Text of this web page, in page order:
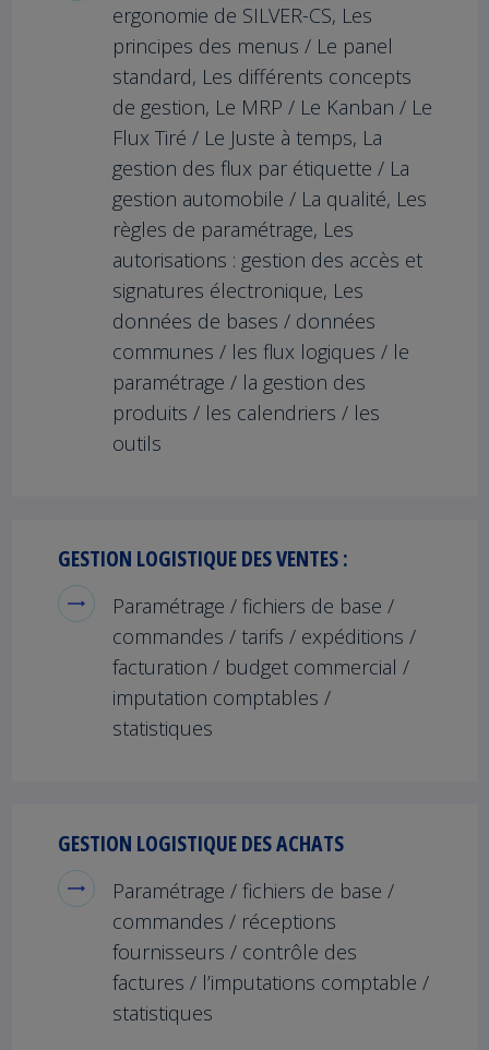
ergonomie de SILVER-CS, Les
principes des menus / Le panel
standard, Les différents concepts
de gestion, Le MRP / Le Kanban / Le
Flux Tiré / Le Juste à temps, La
gestion des flux par étiquette / La
gestion automobile / La qualité, Les
règles de paramétrage, Les
autorisations : gestion des accès et
signatures électronique, Les
données de bases / données
communes / les flux logiques / le
paramétrage / la gestion des
produits / les calendriers / les
outils
GESTION LOGISTIQUE DES VENTES :
Paramétrage / fichiers de base /
commandes / tarifs / expéditions /
facturation / budget commercial /
imputation comptables /
statistiques
GESTION LOGISTIQUE DES ACHATS
Paramétrage / fichiers de base /
commandes / réceptions
fournisseurs / contrôle des
factures / l’imputations comptable /
statistiques